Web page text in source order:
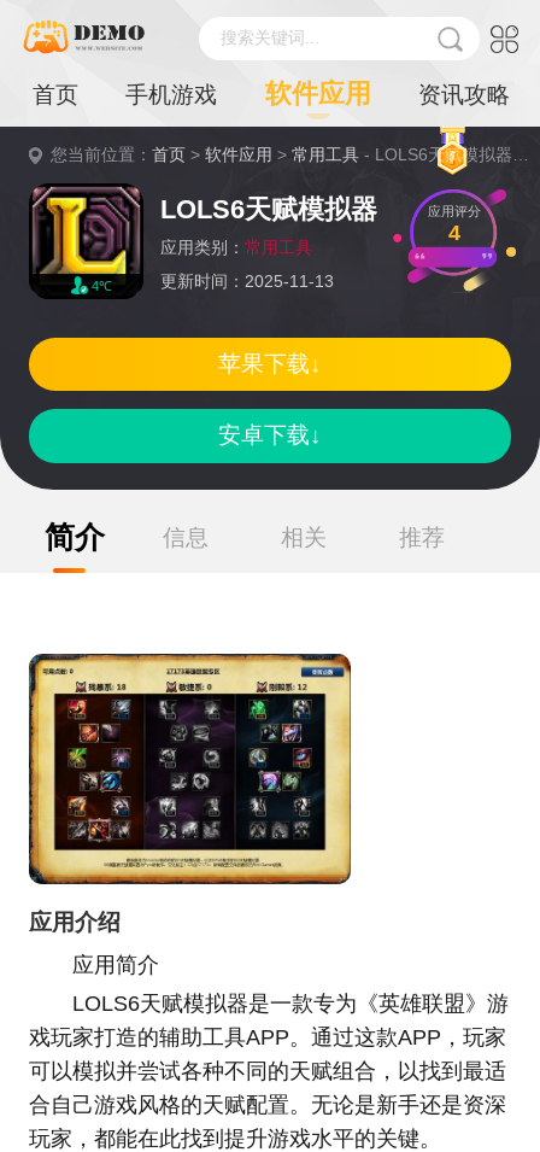
搜索关键词...
首页 手机游戏 软件应用 资讯攻略
您当前位置：首页 >软件应用 >常用工具 - LOLS6天赋模拟器详情
4℃
LOLS6天赋模拟器
应用类别： 常用工具
更新时间：2025-11-13
应用评分
4
安卓下载↓
苹果下载↓
简介 信息 相关 推荐
应用介绍
应用简介
LOLS6天赋模拟器是一款专为《英雄联盟》游
戏玩家打造的辅助工具APP。通过这款APP，玩家
可以模拟并尝试各种不同的天赋组合，以找到最适
合自己游戏风格的天赋配置。无论是新手还是资深
玩家，都能在此找到提升游戏水平的关键。